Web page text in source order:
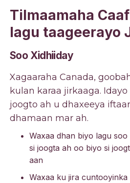
Tilmaamaha
lagu taageerayo
Soo Xidhiiday
Xagaaraha Canada,
kulan karaa jirkaaga.
joogto ah u dhaxeeya
dhamaan mar ah.
Waxaa dhan biyo lagu
si joogta ah oo biyo si
aan
Waxaa ku jira